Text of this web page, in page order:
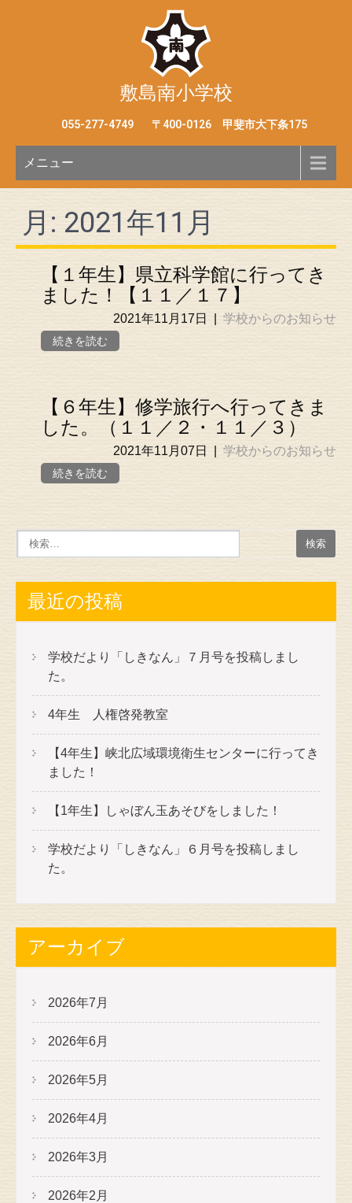
敷島南小学校
055-277-4749 〒400-0126 甲斐市大下条175
メニュー
月: 2021年11月
【１年生】県立科学館に行ってき
ました！【１１／１７】
2021年11月17日 学校からのお知らせ
続きを読む
【６年生】修学旅行へ行ってきま
した。（１１／２・１１／３）
2021年11月07日 学校からのお知らせ
続きを読む
最近の投稿
学校だより「しきなん」７月号を投稿しまし
た。
4年生 人権啓発教室
【4年生】峡北広域環境衛生センターに行ってき
ました！
【1年生】しゃぼん玉あそびをしました！
学校だより「しきなん」６月号を投稿しまし
た。
アーカイブ
2026年7月
2026年6月
2026年5月
2026年4月
2026年3月
2026年2月